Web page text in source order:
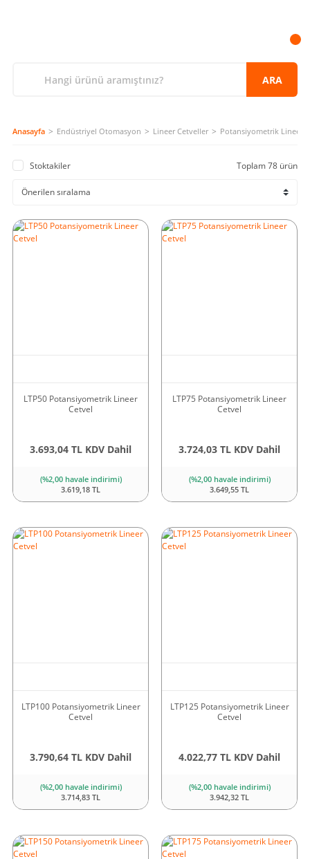
ARA
Anasayfa Endüstriyel Otomasyon Lineer Cetveller Potansiyometrik Lineer
Stoktakiler Toplam 78 ürün
LTP50 Potansiyometrik Lineer
Cetvel
3.693,04 TL KDV Dahil
(%2,00 havale indirimi)
3.619,18 TL
LTP75 Potansiyometrik Lineer
Cetvel
3.724,03 TL KDV Dahil
(%2,00 havale indirimi)
3.649,55 TL
LTP100 Potansiyometrik Lineer
Cetvel
3.790,64 TL KDV Dahil
(%2,00 havale indirimi)
3.714,83 TL
LTP125 Potansiyometrik Lineer
Cetvel
4.022,77 TL KDV Dahil
(%2,00 havale indirimi)
3.942,32 TL